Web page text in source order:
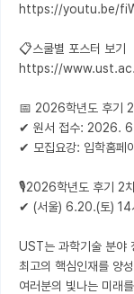
https://youtu.be/
📋스쿨별 포스터 보기
https://
📅 2026학년도 후기 2
✔ 원서 접수: 2026.
✔ 모집요강: 입학홈페
🎙️2026학년도 후기 2
✔ (서울) 6.20.(토) 14
UST는 과학기술 분야
최고의 핵심인재를 양
여러분의 빛나는 미래